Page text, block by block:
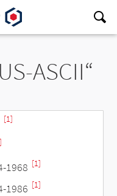
ASCII“
[1]
1968 [1]
1986 [1]